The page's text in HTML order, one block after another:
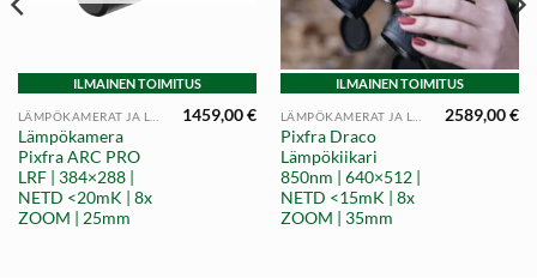
ILMAINEN TOIMITUS
LÄMPÖKAMERAT JA LÄMPÖTÄHTÄIN
Lämpökamera
Pixfra ARC PRO
LRF | 384×288 |
NETD <20mK | 8x
ZOOM | 25mm
1459,00€
ILMAINEN TOIMITUS
LÄMPÖKAMERAT JA LÄMPÖTÄHTÄIN
Pixfra Draco
Lämpökiikari
850nm | 640×512 |
NETD <15mK | 8x
ZOOM | 35mm
2589,00€